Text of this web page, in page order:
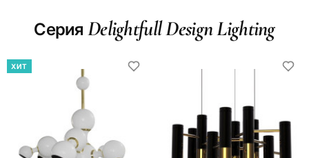
СерияDelightfull Design Lighting
ХИТ